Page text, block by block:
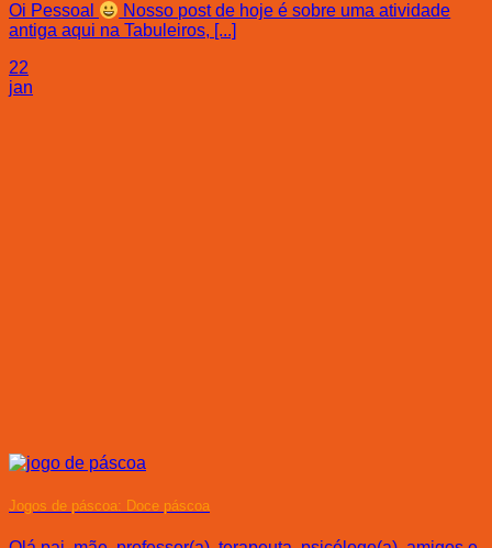
Oi Pessoal
Nosso post de hoje é sobre uma atividade
antiga aqui na Tabuleiros, [...]
22
jan
Jogos de páscoa: Doce páscoa